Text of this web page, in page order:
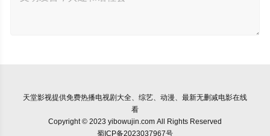
天堂影视提供免费热播电视剧大全、综艺、动漫、最新无删减电影在线
看
Copyright © 2023 yibowujin.com All Rights Reserved
蜀ICP备2023037967号